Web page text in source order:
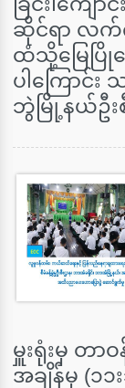
ဆိုင်ရာ လက်က
ထံသို့​မြေပြို​ဘ
ပါ​ကြောင်း
ဘွဲမြို့နယ်ဦးစီ
မှူးရုံးမှ တာ
အချိန်မှ (၁